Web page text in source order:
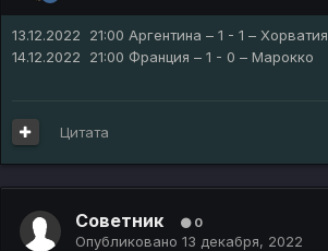
13.12.2022 21:00 Аргентина – 1 - 1 – Хорватия
14.12.2022 21:00 Франция – 1 - 0 – Марокко
Цитата
Советник 0
Опубликовано 13 декабря, 2022